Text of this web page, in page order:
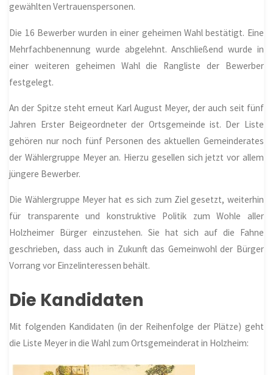
gewählten Vertrauenspersonen.
Die 16 Bewerber wurden in einer geheimen Wahl bestätigt. Eine
Mehrfachbenennung wurde abgelehnt. Anschließend wurde in
einer weiteren geheimen Wahl die Rangliste der Bewerber
festgelegt.
An der Spitze steht erneut Karl August Meyer, der auch seit fünf
Jahren Erster Beigeordneter der Ortsgemeinde ist. Der Liste
gehören nur noch fünf Personen des aktuellen Gemeinderates
der Wählergruppe Meyer an. Hierzu gesellen sich jetzt vor allem
jüngere Bewerber.
Die Wählergruppe Meyer hat es sich zum Ziel gesetzt, weiterhin
für transparente und konstruktive Politik zum Wohle aller
Holzheimer Bürger einzustehen. Sie hat sich auf die Fahne
geschrieben, dass auch in Zukunft das Gemeinwohl der Bürger
Vorrang vor Einzelinteressen behält.
Die Kandidaten
Mit folgenden Kandidaten (in der Reihenfolge der Plätze) geht
die Liste Meyer in die Wahl zum Ortsgemeinderat in Holzheim: